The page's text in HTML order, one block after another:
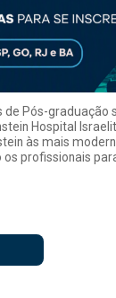
de Pós-graduação
Hospital
às mais
os profissionais